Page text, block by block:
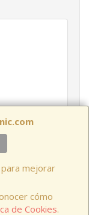
mejorar
cómo
de Cookies.
Tfno: